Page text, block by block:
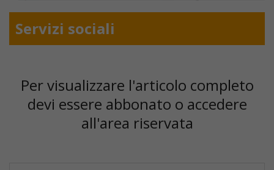
Servizi sociali
Per visualizzare l'articolo completo
devi essere abbonato o accedere
all'area riservata